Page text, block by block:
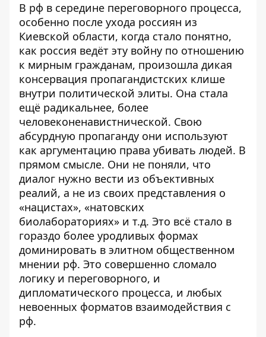
В рф в середине переговорного процесса,
особенно после ухода россиян из
Киевской области, когда стало понятно,
как россия ведёт эту войну по отношению
к мирным гражданам, произошла дикая
консервация пропагандистских клише
внутри политической элиты. Она стала
ещё радикальнее, более
человеконенавистнической. Свою
абсурдную пропаганду они используют
как аргументацию права убивать людей. В
прямом смысле. Они не поняли, что
диалог нужно вести из объективных
реалий, а не из своих представления о
«нацистах», «натовских
биолабораториях» и т.д. Это всё стало в
гораздо более уродливых формах
доминировать в элитном общественном
мнении рф. Это совершенно сломало
логику и переговорного, и
дипломатического процесса, и любых
невоенных форматов взаимодействия с
рф.